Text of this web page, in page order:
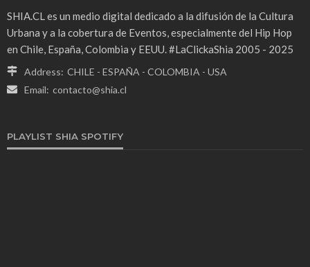
SHIA.CL es un medio digital dedicado a la difusión de la Cultura
Urbana y a la cobertura de Eventos, especialmente del Hip Hop
en Chile, España, Colombia y EEUU. #LaClickaShia 2005 - 2025
Address: CHILE - ESPAÑA - COLOMBIA - USA
Email: contacto@shia.cl
PLAYLIST SHIA SPOTIFY